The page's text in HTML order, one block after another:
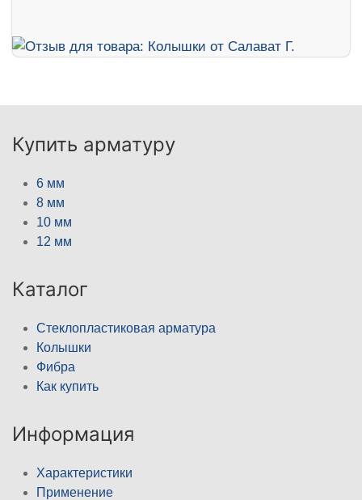
Купить арматуру
6 мм
8 мм
10 мм
12 мм
Каталог
Стеклопластиковая арматура
Колышки
Фибра
Как купить
Информация
Характеристики
Применение